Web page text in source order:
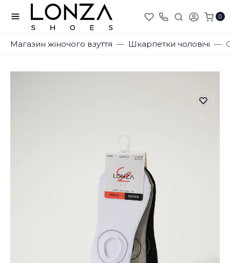
0
Магазин жіночого взуття Шкарпетки чоловічі